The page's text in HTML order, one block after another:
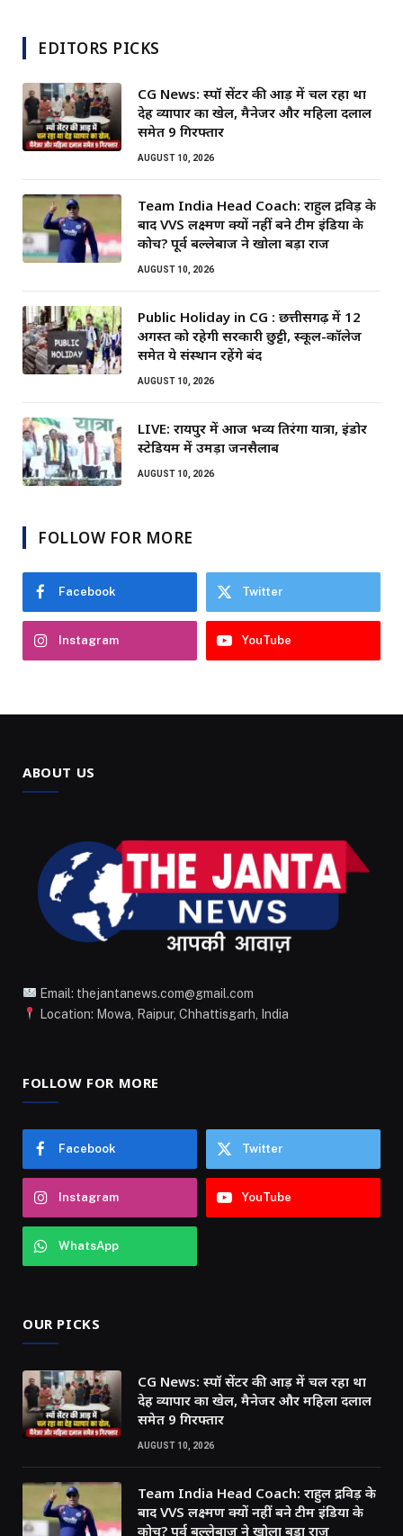
EDITORS PICKS
CG News: स्पॉ सेंटर की आड़ में चल रहा था
देह व्यापार का खेल, मैनेजर और महिला दलाल
समेत 9 गिरफ्तार
AUGUST 10, 2026
Team India Head Coach: राहुल द्रविड़ के
बाद VVS लक्ष्मण क्यों नहीं बने टीम इंडिया के
कोच? पूर्व बल्लेबाज ने खोला बड़ा राज
AUGUST 10, 2026
Public Holiday in CG : छत्तीसगढ़ में 12
अगस्त को रहेगी सरकारी छुट्टी, स्कूल-कॉलेज
समेत ये संस्थान रहेंगे बंद
AUGUST 10, 2026
LIVE: रायपुर में आज भव्य तिरंगा यात्रा, इंडोर
स्टेडियम में उमड़ा जनसैलाब
AUGUST 10, 2026
FOLLOW FOR MORE
Facebook Twitter
Instagram YouTube
ABOUT US
Email: thejantanews.com@gmail.com
Location: Mowa, Raipur, Chhattisgarh, India
FOLLOW FOR MORE
Facebook Twitter
Instagram YouTube
WhatsApp
OUR PICKS
CG News: स्पॉ सेंटर की आड़ में चल रहा था
देह व्यापार का खेल, मैनेजर और महिला दलाल
समेत 9 गिरफ्तार
AUGUST 10, 2026
Team India Head Coach: राहुल द्रविड़ के
बाद VVS लक्ष्मण क्यों नहीं बने टीम इंडिया के
कोच? पूर्व बल्लेबाज ने खोला बड़ा राज